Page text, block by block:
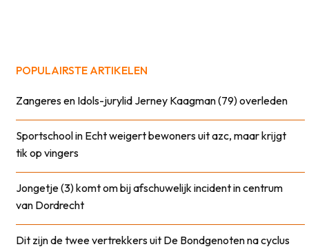
POPULAIRSTE ARTIKELEN
Zangeres en Idols-jurylid Jerney Kaagman (79) overleden
Sportschool in Echt weigert bewoners uit azc, maar krijgt
tik op vingers
Jongetje (3) komt om bij afschuwelijk incident in centrum
van Dordrecht
Dit zijn de twee vertrekkers uit De Bondgenoten na cyclus